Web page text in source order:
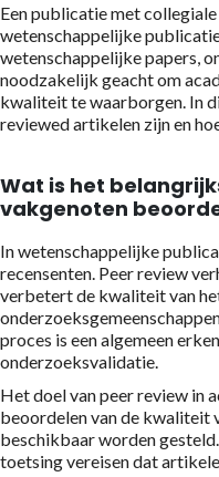
Een publicatie met
wetenschappelijke
wetenschappelijke papers,
noodzakelijk geacht om
kwaliteit te waarborgen. In
reviewed artikelen zijn en
Wat is het
vakgenoten
In wetenschappelijke
recensenten. Peer review
verbetert de kwaliteit van
proces is een algemeen
onderzoeksvalidatie.
Het doel van peer review in
beoordelen van de kwaliteit
beschikbaar worden
toetsing vereisen dat